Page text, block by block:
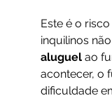
Este é o
inquilinos
aluguel ao
acontecer, o
dificuldade